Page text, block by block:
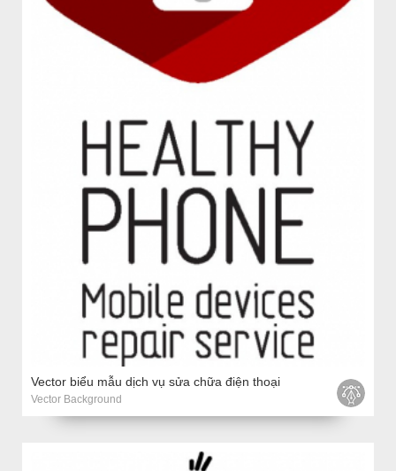
Vector biểu mẫu dịch vụ sửa chữa điện thoại
Vector Background